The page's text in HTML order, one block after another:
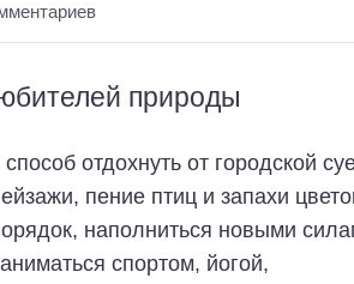
природы
отдохнуть от городской
пение птиц и запахи
наполниться новыми
спортом, йогой,